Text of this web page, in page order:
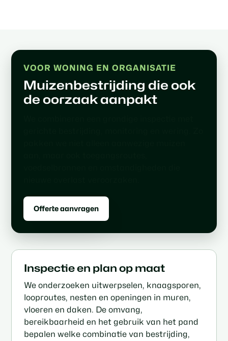
VOOR WONING EN ORGANISATIE
Muizenbestrijding die ook
de oorzaak aanpakt
Offerte aanvragen
Inspectie en plan op maat
We onderzoeken uitwerpselen, knaagsporen,
looproutes, nesten en openingen in muren,
vloeren en daken. De omvang,
bereikbaarheid en het gebruik van het pand
bepalen welke combinatie van bestrijding,